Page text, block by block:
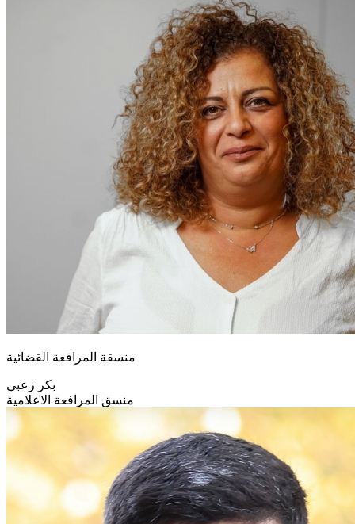
منسقة المرافعة القضائية
بكر زعبي
منسق المرافعة الاعلامية